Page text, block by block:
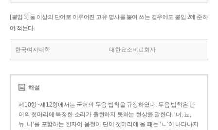
[붙임 3] 둘 이상의 단어로 이루어진 고유 명사를 붙여 쓰는 경우에도 붙임 2에 준하
여 적는다.
한국여자대학 대한요소비료회사
해설
제10항~제12항에서는 국어의 두음 법칙을 규정하였다. 두음 법칙은 단
어의 첫머리에 특정한 소리가 출현하지 못하는 현상을 말한다. ‘녀, 뇨,
뉴, 니’를 포함하는 한자어 음절이 단어 첫머리에 올 때는 ‘ㄴ’이 나타나지